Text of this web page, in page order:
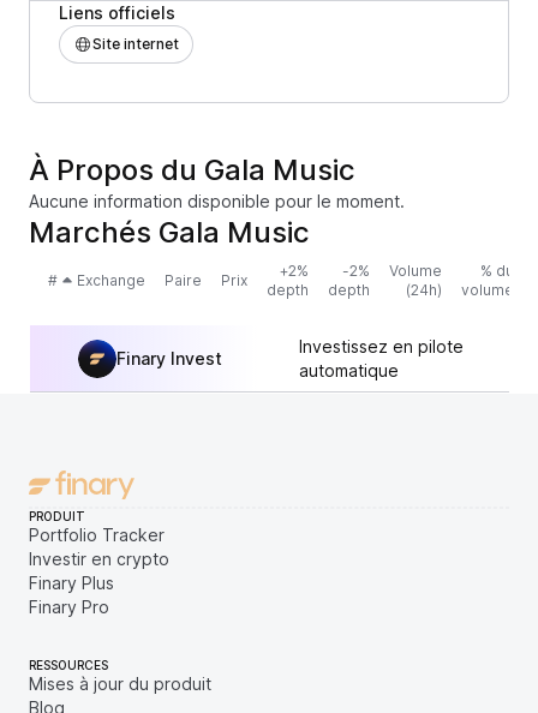
Liens officiels
Site internet
À Propos du Gala Music
Aucune information disponible pour le moment.
Marchés Gala Music
# Exchange Paire Prix
+2%
depth
-2%
depth
Volume
(24h)
% du
volume
Finary Invest
Investissez en pilote
automatique
PRODUIT
Portfolio Tracker
Investir en crypto
Finary Plus
Finary Pro
RESSOURCES
Mises à jour du produit
Blog